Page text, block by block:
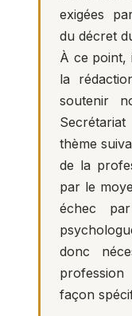
exigées
du décret
À ce point,
la
soutenir
thème
de la
par le
échec
donc
façon